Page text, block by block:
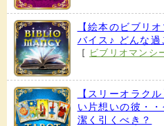
【絵本のビブリ
バイス♪ どんな過
[ ビブリオマンシ
【スリーオラク
い片想いの彼・
潔く引くべき？